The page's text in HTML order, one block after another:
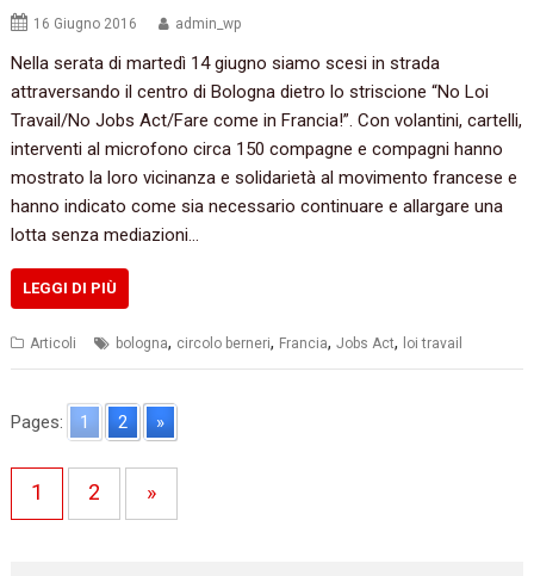
16 Giugno 2016 admin_wp
Nella serata di martedì 14 giugno siamo scesi in strada
attraversando il centro di Bologna dietro lo striscione “No Loi
Travail/No Jobs Act/Fare come in Francia!”. Con volantini, cartelli,
interventi al microfono circa 150 compagne e compagni hanno
mostrato la loro vicinanza e solidarietà al movimento francese e
hanno indicato come sia necessario continuare e allargare una
lotta senza mediazioni…
LEGGI DI PIÙ
Articoli bologna, circolo berneri, Francia,Jobs Act, loi travail
Pages: 1 2 »
1 2 »